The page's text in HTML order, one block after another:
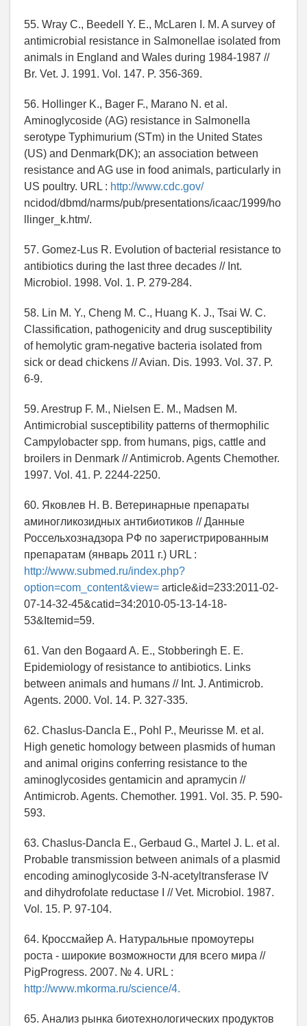
55. Wray C., Beedell Y. E., McLaren I. M. A survey of
antimicrobial resistance in Salmonellae isolated from
animals in England and Wales during 1984-1987 //
Br. Vet. J. 1991. Vol. 147. P. 356-369.
56. Hollinger K., Bager F., Marano N. et al.
Aminoglycoside (AG) resistance in Salmonella
serotype Typhimurium (STm) in the United States
(US) and Denmark(DK); an association between
resistance and AG use in food animals, particularly in
US poultry. URL : http://www.cdc.gov/
ncidod/dbmd/narms/pub/presentations/icaac/1999/ho
llinger_k.htm/.
57. Gomez-Lus R. Evolution of bacterial resistance to
antibiotics during the last three decades // Int.
Microbiol. 1998. Vol. 1. P. 279-284.
58. Lin M. Y., Cheng M. C., Huang K. J., Tsai W. C.
Classification, pathogenicity and drug susceptibility
of hemolytic gram-negative bacteria isolated from
sick or dead chickens // Avian. Dis. 1993. Vol. 37. P.
6-9.
59. Arestrup F. M., Nielsen E. M., Madsen M.
Antimicrobial susceptibility patterns of thermophilic
Campylobacter spp. from humans, pigs, cattle and
broilers in Denmark // Antimicrob. Agents Chemother.
1997. Vol. 41. P. 2244-2250.
60. Яковлев Н. В. Ветеринарные препараты
аминогликозидных антибиотиков // Данные
Россельхознадзора РФ по зарегистрированным
препаратам (январь 2011 г.) URL :
http://www.submed.ru/index.php?
option=com_content&view= article&id=233:2011-02-
07-14-32-45&catid=34:2010-05-13-14-18-
53&Itemid=59.
61. Van den Bogaard A. E., Stobberingh E. E.
Epidemiology of resistance to antibiotics. Links
between animals and humans // Int. J. Antimicrob.
Agents. 2000. Vol. 14. P. 327-335.
62. Chaslus-Dancla E., Pohl P., Meurisse M. et al.
High genetic homology between plasmids of human
and animal origins conferring resistance to the
aminoglycosides gentamicin and apramycin //
Antimicrob. Agents. Chemother. 1991. Vol. 35. P. 590-
593.
63. Chaslus-Dancla E., Gerbaud G., Martel J. L. et al.
Probable transmission between animals of a plasmid
encoding aminoglycoside 3-N-acetyltransferase IV
and dihydrofolate reductase I // Vet. Microbiol. 1987.
Vol. 15. P. 97-104.
64. Кроссмайер А. Натуральные промоутеры
роста - широкие возможности для всего мира //
РigРrogress. 2007. № 4. URL :
http://www.mkorma.ru/science/4.
65. Анализ рынка биотехнологических продуктов